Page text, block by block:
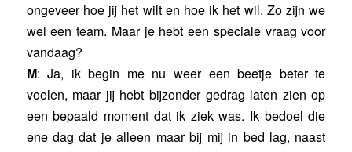
ongeveer hoe jij het wilt en hoe ik het wil. Zo zijn we
wel een team. Maar je hebt een speciale vraag voor
vandaag?
M: Ja, ik begin me nu weer een beetje beter te
voelen, maar jij hebt bijzonder gedrag laten zien op
een bepaald moment dat ik ziek was. Ik bedoel die
ene dag dat je alleen maar bij mij in bed lag, naast